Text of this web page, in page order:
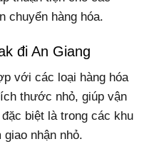
chuyển hàng hóa.
đi An Giang
với các loại hàng hóa
thước nhỏ, giúp vận
biệt là trong các khu
nhận nhỏ.